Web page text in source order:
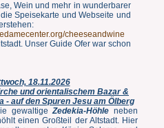
Wein und mehr in wunderbarer
Speisekarte und Webseite und
cheeseandwine
Unser Guide Ofer war schon
18.11.2026
und orientalischem Bazar &
- auf den Spuren Jesu am Ölberg
gewaltigeZedekia-Höhle neben
einen Großteil der Altstadt. Hier